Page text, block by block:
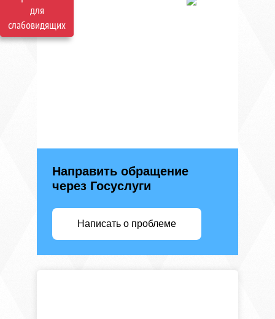
для
слабовидящих
Направить обращение
через Госуслуги
Написать о проблеме